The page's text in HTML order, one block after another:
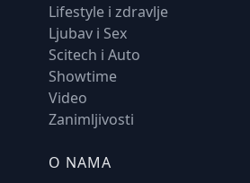
Lifestyle i zdravlje
Ljubav i Sex
Scitech i Auto
Showtime
Video
Zanimljivosti
O NAMA